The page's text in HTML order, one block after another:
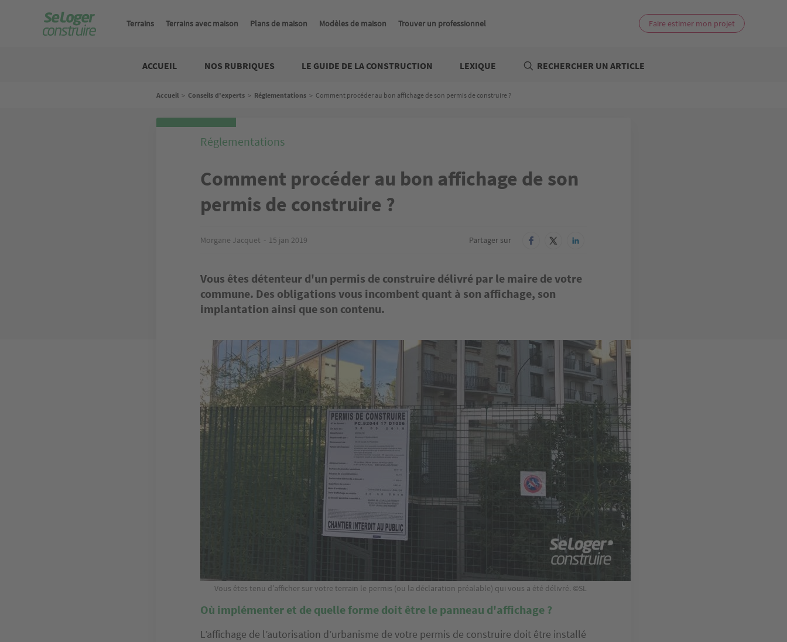
Terrains Terrains avec maison Plans de maison Modèles de maison Trouver un professionnel Faire estimer mon projet
ACCUEIL
NOS RUBRIQUES LE GUIDE DE LA CONSTRUCTION LEXIQUE RECHERCHER UN ARTICLE
Fil
Accueil > Conseils d'experts > Réglementations > Comment procéder au bon affichage de son permis de construire ?
Réglementations
Comment procéder au bon affichage de son
permis de construire ?
Morgane Jacquet 15 jan 2019 Partager sur
Vous êtes détenteur d'un permis de construire délivré par le maire de votre
commune. Des obligations vous incombent quant à son affichage, son
implantation ainsi que son contenu.
Image
Vous êtes tenu d’afficher sur votre terrain le permis (ou la déclaration préalable) qui vous a été délivré. ©SL
Où implémenter et de quelle forme doit être le panneau d'affichage ?
L’affichage de l’autorisation d’urbanisme de votre permis de construire doit être installé